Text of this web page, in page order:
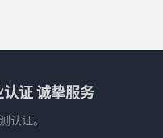
认证 诚挚服务
认证。